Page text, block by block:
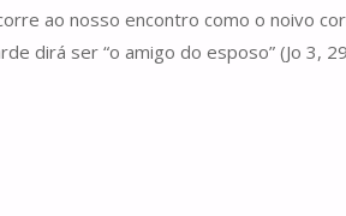
ao nosso encontro como o noivo
dirá ser “o amigo do esposo” (Jo 3,